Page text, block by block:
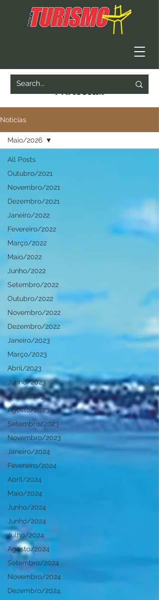
Noticias
Noticias
All Posts
Outubro/2021
Novembro/2021
Dezembro/2021
Janeiro/2022
Fevereiro/2022
Março/2022
Maio/2022
Junho/2022
Setembro/2022
Outubro/2022
Novembro/2022
Dezembro/2022
Janeiro/2023
Março/2023
Abril/2023
Junho/2023
Julho/2023
Agosto/2023
Setembro/2023
Novembro/2023
Janeiro/2024
Fevereiro/2024
Abril/2024
Maio/2024
Junho/2024
Junho/2024
Julho/2024
Agosto/2024
Setembro/2024
Novembro/2024
Dezembro/2024
Maio/2026